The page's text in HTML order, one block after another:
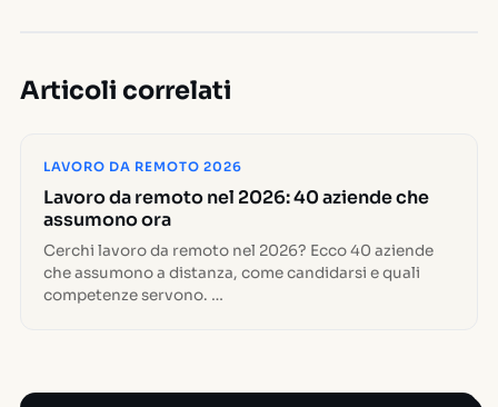
Articoli correlati
LAVORO DA REMOTO 2026
Lavoro da remoto nel 2026: 40 aziende che
assumono ora
Cerchi lavoro da remoto nel 2026? Ecco 40 aziende
che assumono a distanza, come candidarsi e quali
competenze servono. …